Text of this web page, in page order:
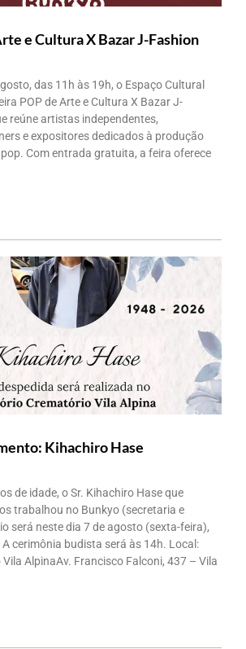
e Cultura X Bazar J-Fashion
das 11h às 19h, o Espaço Cultural
POP de Arte e Cultura X Bazar J-
reúne artistas independentes,
e expositores dedicados à produção
Com entrada gratuita, a feira oferece
Kihachiro Hase
de idade, o Sr. Kihachiro Hase que
trabalhou no Bunkyo (secretaria e
será neste dia 7 de agosto (sexta-feira),
cerimônia budista será às 14h. Local:
AlpinaAv. Francisco Falconi, 437 – Vila